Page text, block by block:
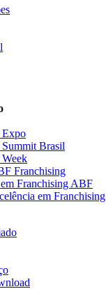
Expo
Brasil
Franchising
Franchising ABF
em Franchising